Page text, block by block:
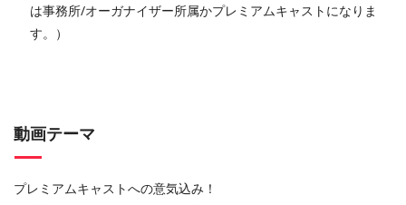
は事務所/オーガナイザー所属かプレミアムキャストになりま
す。）
動画テーマ
プレミアムキャストへの意気込み！